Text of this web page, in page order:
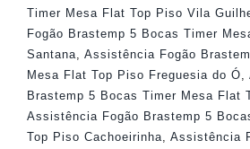
Timer Mesa Flat Top Piso Vila
Fogão Brastemp 5 Bocas Timer
Santana
Assistência Fogão
Mesa Flat Top Piso Freguesia do Ó
Brastemp 5 Bocas Timer Mesa Flat
Assistência Fogão Brastemp 5
Top Piso Cachoeirinha
Assistência